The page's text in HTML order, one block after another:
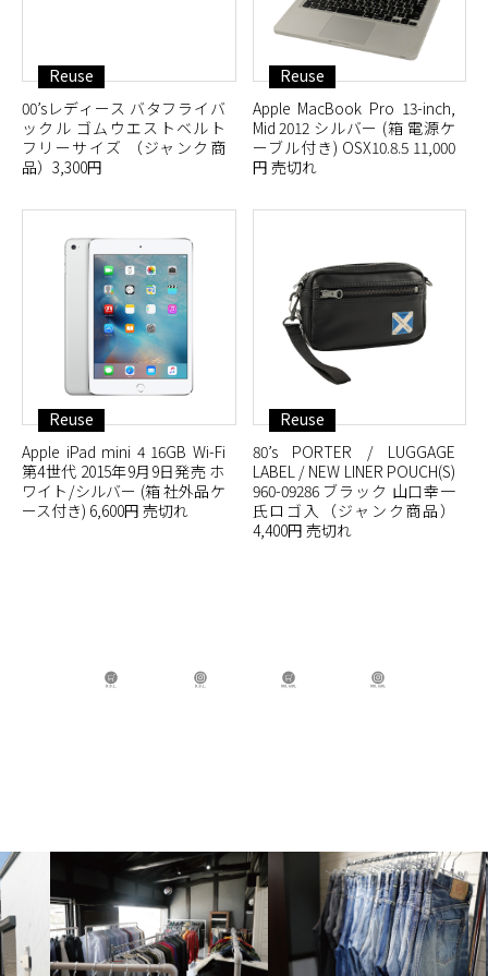
Reuse
00’sレディース バタフライバ
ックル ゴムウエストベルト
フリーサイズ （ジャンク商
品）3,300円
Reuse
Apple MacBook Pro 13-inch,
Mid 2012 シルバー (箱 電源ケ
ーブル付き) OSX10.8.5 11,000
円 売切れ
Reuse
Apple iPad mini 4 16GB Wi-Fi
第4世代 2015年9月9日発売 ホ
ワイト/シルバー (箱 社外品ケ
ース付き) 6,600円 売切れ
Reuse
80’s PORTER / LUGGAGE
LABEL / NEW LINER POUCH(S)
960-09286 ブラック 山口幸一
氏ロゴ入（ジャンク商品）
4,400円 売切れ
B.B.L Store BBL GIRL Store